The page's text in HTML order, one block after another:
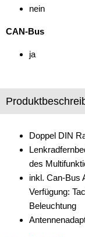
für Chevrolet
für Chrysler
für Citroen
für Dacia
für Daewoo
für Dodge
nein
CAN-Bus
ja
Doppel DIN
des
inkl. Can-Bus
Verfügung:
Beleuchtung